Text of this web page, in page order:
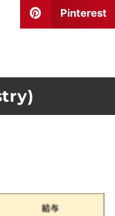
Pinterest